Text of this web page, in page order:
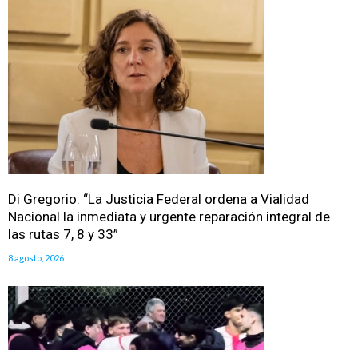
Di Gregorio: “La Justicia Federal ordena a Vialidad
Nacional la inmediata y urgente reparación integral de
las rutas 7, 8 y 33”
8 agosto, 2026